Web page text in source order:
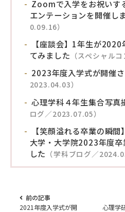
Zoomで入学をお祝い
エンテーションを開催し
0.09.16）
【座談会】1年生が
てみました （スペシャル
2023年度入学式が開催
2023.04.03）
心理学科４年生集合写
ログ／2023.07.05）
【笑顔溢れる卒業の瞬
大学・大学院2023年度
した （学科ブログ／
前の記事
2021年度入学式が開
心理学